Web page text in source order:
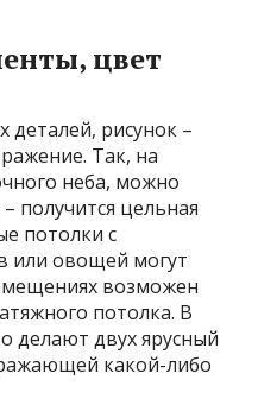
цвет
деталей, рисунок –
Так, на
неба, можно
получится цельная
потолки с
или овощей могут
возможен
потолка. В
делают двух ярусный
какой-либо